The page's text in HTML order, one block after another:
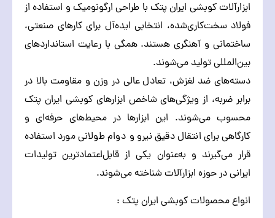
ابزارآلات کوبشی ایران پتک با طراحی ارگونومیک و استفاده از
فولاد سخت‌کاری‌شده، انتخابی ایده‌آل برای کارهای صنعتی،
ساختمانی و آهنگری هستند. همگی با رعایت استانداردهای
بین‌المللی تولید می‌شوند.
دسته‌های ضد لغزش، تعادل عالی در وزن و مقاومت بالا در
برابر ضربه، از ویژگی‌های شاخص ابزارهای کوبشی ایران پتک
محسوب می‌شوند. این ابزارها در محیط‌های حرفه‌ای و
کارگاهی برای انتقال دقیق نیرو و دوام طولانی مورد استفاده
قرار می‌گیرند و به‌عنوان یکی از قابل‌اعتمادترین تولیدات
ایرانی در حوزه ابزارآلات شناخته می‌شوند.
انواع محصولات کوبشی ایران پتک :